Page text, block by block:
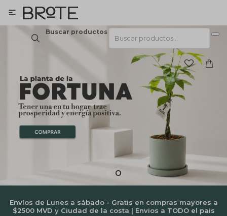
Buscar productos

Envíos de Lunes a sábado - Gratis en compras mayores a
$2500 MVD y Ciudad de la costa | Envios a TODO el pais